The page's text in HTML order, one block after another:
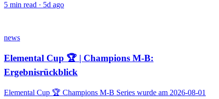
5 min read · 5d ago
news
Elemental Cup 🏆 | Champions M-B:
Ergebnisrückblick
Elemental Cup 🏆 Champions M-B Series wurde am 2026-08-01